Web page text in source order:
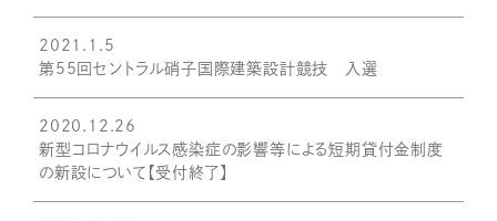
2021.1.5
第55回セントラル硝子国際建築設計競技 入選
2020.12.26
新型コロナウイルス感染症の影響等による短期貸付金制度
の新設について【受付終了】